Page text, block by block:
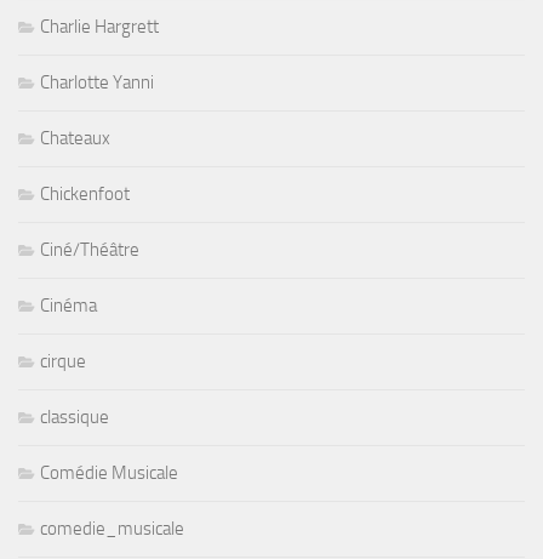
Charlie Hargrett
Charlotte Yanni
Chateaux
Chickenfoot
Ciné/Théâtre
Cinéma
cirque
classique
Comédie Musicale
comedie_musicale